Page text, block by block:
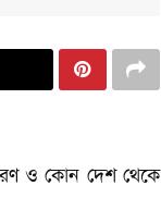
ও কোন দেশ থেকে